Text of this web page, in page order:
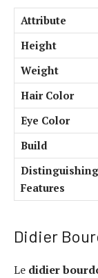
Attribute
Height
Weight
Hair Color
Eye Color
Build
Distinguishing
Features
Didier
Le didier